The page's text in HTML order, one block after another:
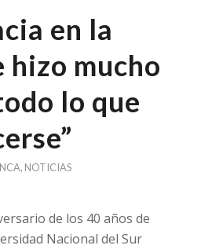
en la
hizo mucho
lo que
, NOTICIAS
de los 40 años de
Nacional del Sur